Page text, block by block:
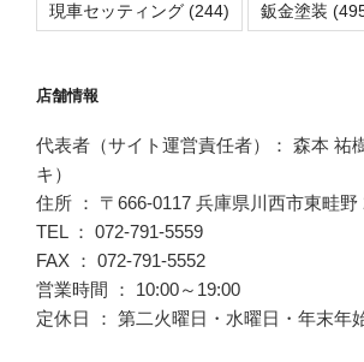
現車セッティング (244) 鈑金塗装
店舗情報
代表者（サイト運営責任者）： 森本 祐
キ）
住所 ： 〒666-0117 兵庫県川西市東畦野
TEL ： 072-791-5559
FAX ： 072-791-5552
営業時間 ： 10:00～19:00
定休日 ： 第二火曜日・水曜日・年末年